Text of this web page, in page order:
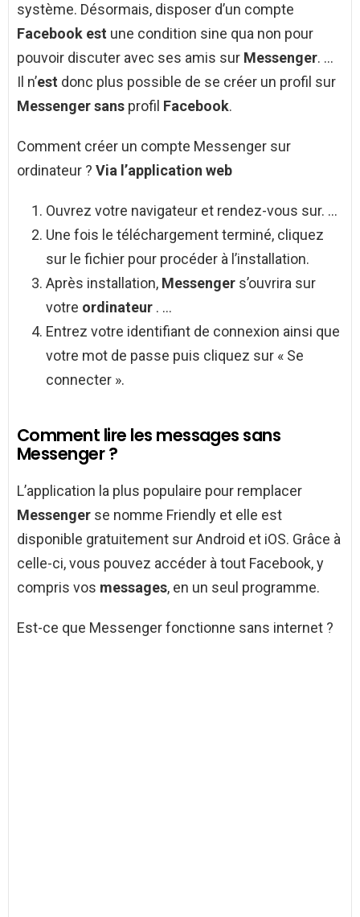
système. Désormais, disposer d’un compte
Facebook est une condition sine qua non pour
pouvoir discuter avec ses amis sur Messenger. …
Il n’est donc plus possible de se créer un profil sur
Messenger sans profil Facebook.
Comment créer un compte Messenger sur
ordinateur ? Via l’application web
Ouvrez votre navigateur et rendez-vous sur. …
Une fois le téléchargement terminé, cliquez
sur le fichier pour procéder à l’installation.
Après installation, Messenger s’ouvrira sur
votre ordinateur . …
Entrez votre identifiant de connexion ainsi que
votre mot de passe puis cliquez sur « Se
connecter ».
Comment lire les messages sans
Messenger ?
L’application la plus populaire pour remplacer
Messenger se nomme Friendly et elle est
disponible gratuitement sur Android et iOS. Grâce à
celle-ci, vous pouvez accéder à tout Facebook, y
compris vos messages, en un seul programme.
Est-ce que Messenger fonctionne sans internet ?